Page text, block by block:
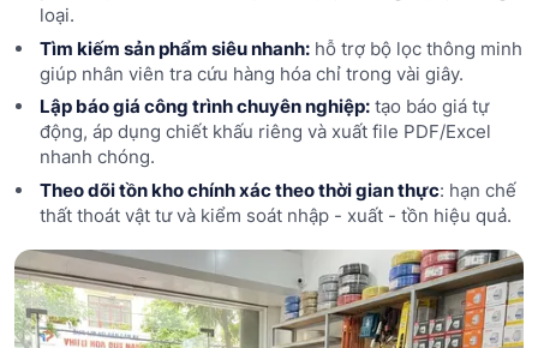
loại.
Tìm kiếm sản phẩm siêu nhanh:hỗ trợ bộ lọc thông minh
giúp nhân viên tra cứu hàng hóa chỉ trong vài giây.
Lập báo giá công trình chuyên nghiệp:tạo báo giá tự
động, áp dụng chiết khấu riêng và xuất file PDF/Excel
nhanh chóng.
Theo dõi tồn kho chính xác theo thời gian thực: hạn chế
thất thoát vật tư và kiểm soát nhập - xuất - tồn hiệu quả.